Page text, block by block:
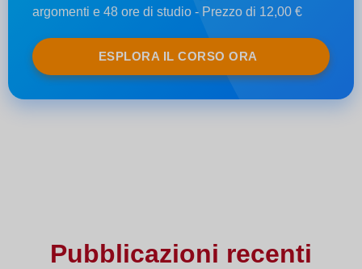
argomenti e 48 ore di studio - Prezzo di 12,00 €
ESPLORA IL CORSO ORA
Pubblicazioni recenti